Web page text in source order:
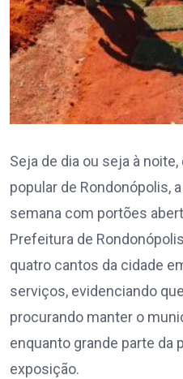
Seja de dia ou seja à
popular de Rondonópolis,
semana com portões
Prefeitura de
quatro cantos da cidade
serviços, evidenciando
procurando manter o
enquanto grande parte da
exposição.